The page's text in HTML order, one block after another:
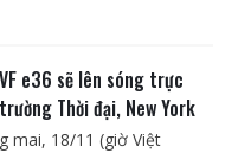
e36 sẽ lên sóng trực
Thời đại, New York
mai, 18/11 (giờ Việt